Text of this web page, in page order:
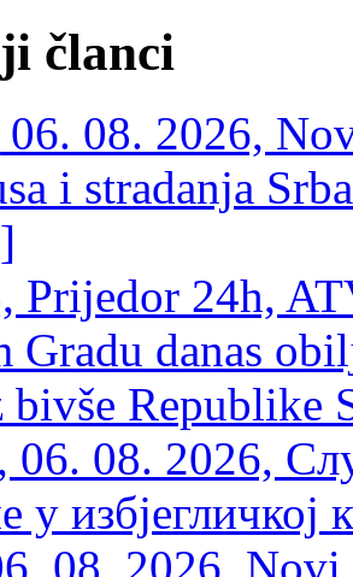
članci
06. 08. 2026,
i stradanja
Prijedor 24h,
Gradu danas
bivše Republike
08. 2026,
у избјегличкој